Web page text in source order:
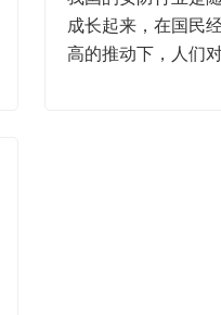
成长起来，在国民
高的推动下，人们